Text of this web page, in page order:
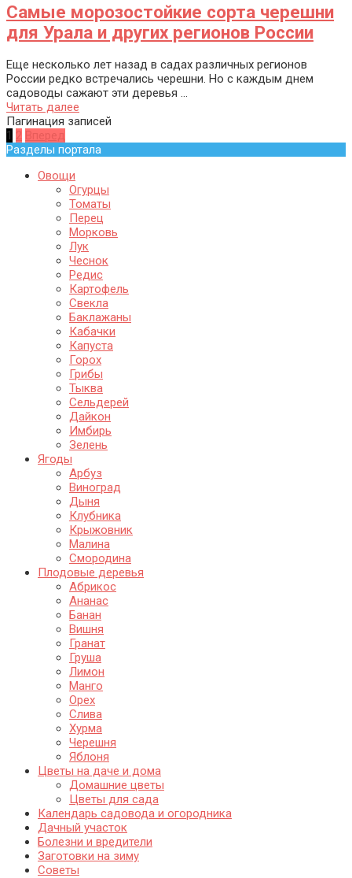
Самые морозостойкие сорта черешни
для Урала и других регионов России
Еще несколько лет назад в садах различных регионов
России редко встречались черешни. Но с каждым днем
садоводы сажают эти деревья ...
Читать далее
Пагинация записей
1 2 Вперед
Разделы портала
Овощи
Огурцы
Томаты
Перец
Морковь
Лук
Чеснок
Редис
Картофель
Свекла
Баклажаны
Кабачки
Капуста
Горох
Грибы
Тыква
Сельдерей
Дайкон
Имбирь
Зелень
Ягоды
Арбуз
Виноград
Дыня
Клубника
Крыжовник
Малина
Смородина
Плодовые деревья
Абрикос
Ананас
Банан
Вишня
Гранат
Груша
Лимон
Манго
Орех
Слива
Хурма
Черешня
Яблоня
Цветы на даче и дома
Домашние цветы
Цветы для сада
Календарь садовода и огородника
Дачный участок
Болезни и вредители
Заготовки на зиму
Советы